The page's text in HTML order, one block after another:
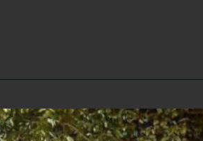
met het deeg en prik het